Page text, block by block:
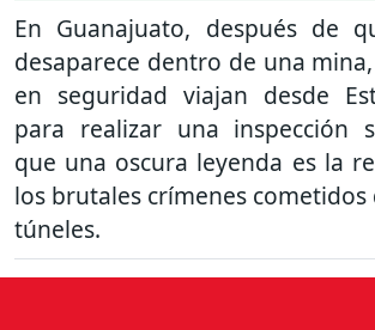
En Guanajuato, después de
desaparece dentro de una
en seguridad viajan desde
para realizar una inspección
que una oscura leyenda es la
los brutales crímenes
túneles.